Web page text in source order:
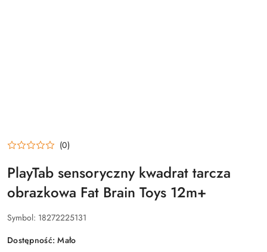
(0)
PlayTab sensoryczny kwadrat tarcza
obrazkowa Fat Brain Toys 12m+
Symbol: 18272225131
Dostępność:Mało